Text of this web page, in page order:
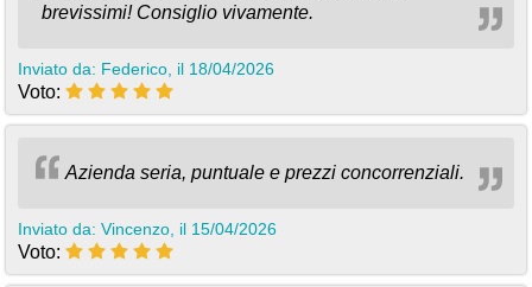
brevissimi! Consiglio vivamente.
Inviato da: Federico, il 18/04/2026
Voto:
Azienda seria, puntuale e prezzi concorrenziali.
Inviato da: Vincenzo, il 15/04/2026
Voto: